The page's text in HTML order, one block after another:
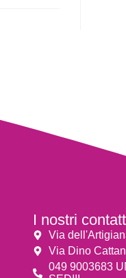
I nostri
Via
Via Dino
049 9003683